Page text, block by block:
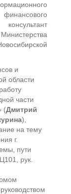
консультант
и
области
части
(Дмитрий
),
на тему
г.
пути
рук.